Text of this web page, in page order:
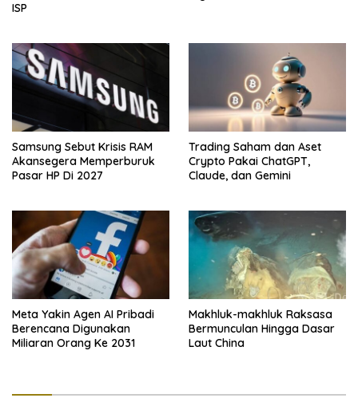
ISP
Samsung Sebut Krisis RAM
Akansegera Memperburuk
Pasar HP Di 2027
Trading Saham dan Aset
Crypto Pakai ChatGPT,
Claude, dan Gemini
Meta Yakin Agen AI Pribadi
Berencana Digunakan
Miliaran Orang Ke 2031
Makhluk-makhluk Raksasa
Bermunculan Hingga Dasar
Laut China